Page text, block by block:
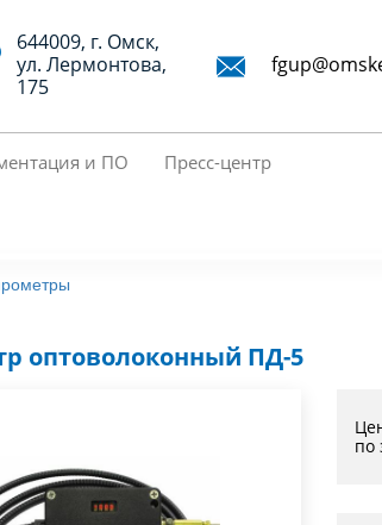
644009, г. Омск,
ул. Лермонтова,
175
и ПО Пресс-центр
оптоволоконный ПД-5
по